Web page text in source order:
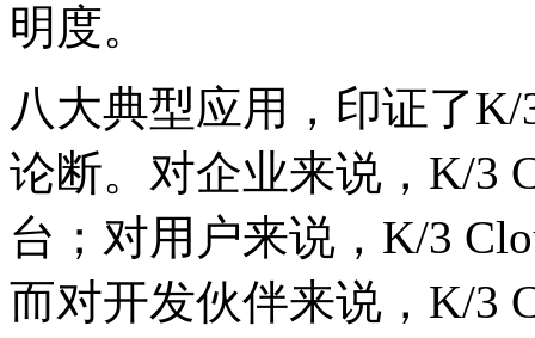
明度。
八大典型应用，印证了
论断。对企业来说，K/3
台；对用户来说，K/3
而对开发伙伴来说，K/3